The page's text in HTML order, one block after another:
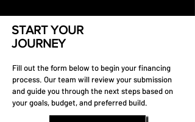
START YOUR
JOURNEY
Fill out the form below to begin your financing
process. Our team will review your submission
and guide you through the next steps based on
your goals, budget, and preferred build.